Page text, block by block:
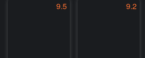
9.5 9.2